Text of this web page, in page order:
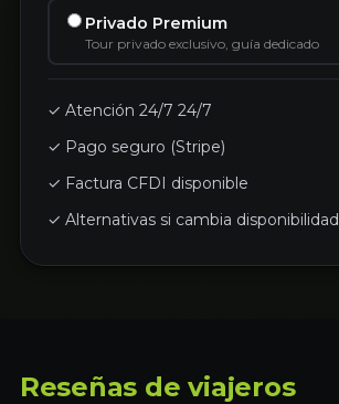
Privado Premium
Tour privado exclusivo, guía dedicado
✓ Atención 24/7 24/7
✓ Pago seguro (Stripe)
✓ Factura CFDI disponible
✓ Alternativas si cambia disponibilidad
Reseñas de viajeros